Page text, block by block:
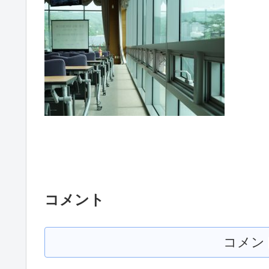
コメント
コメン